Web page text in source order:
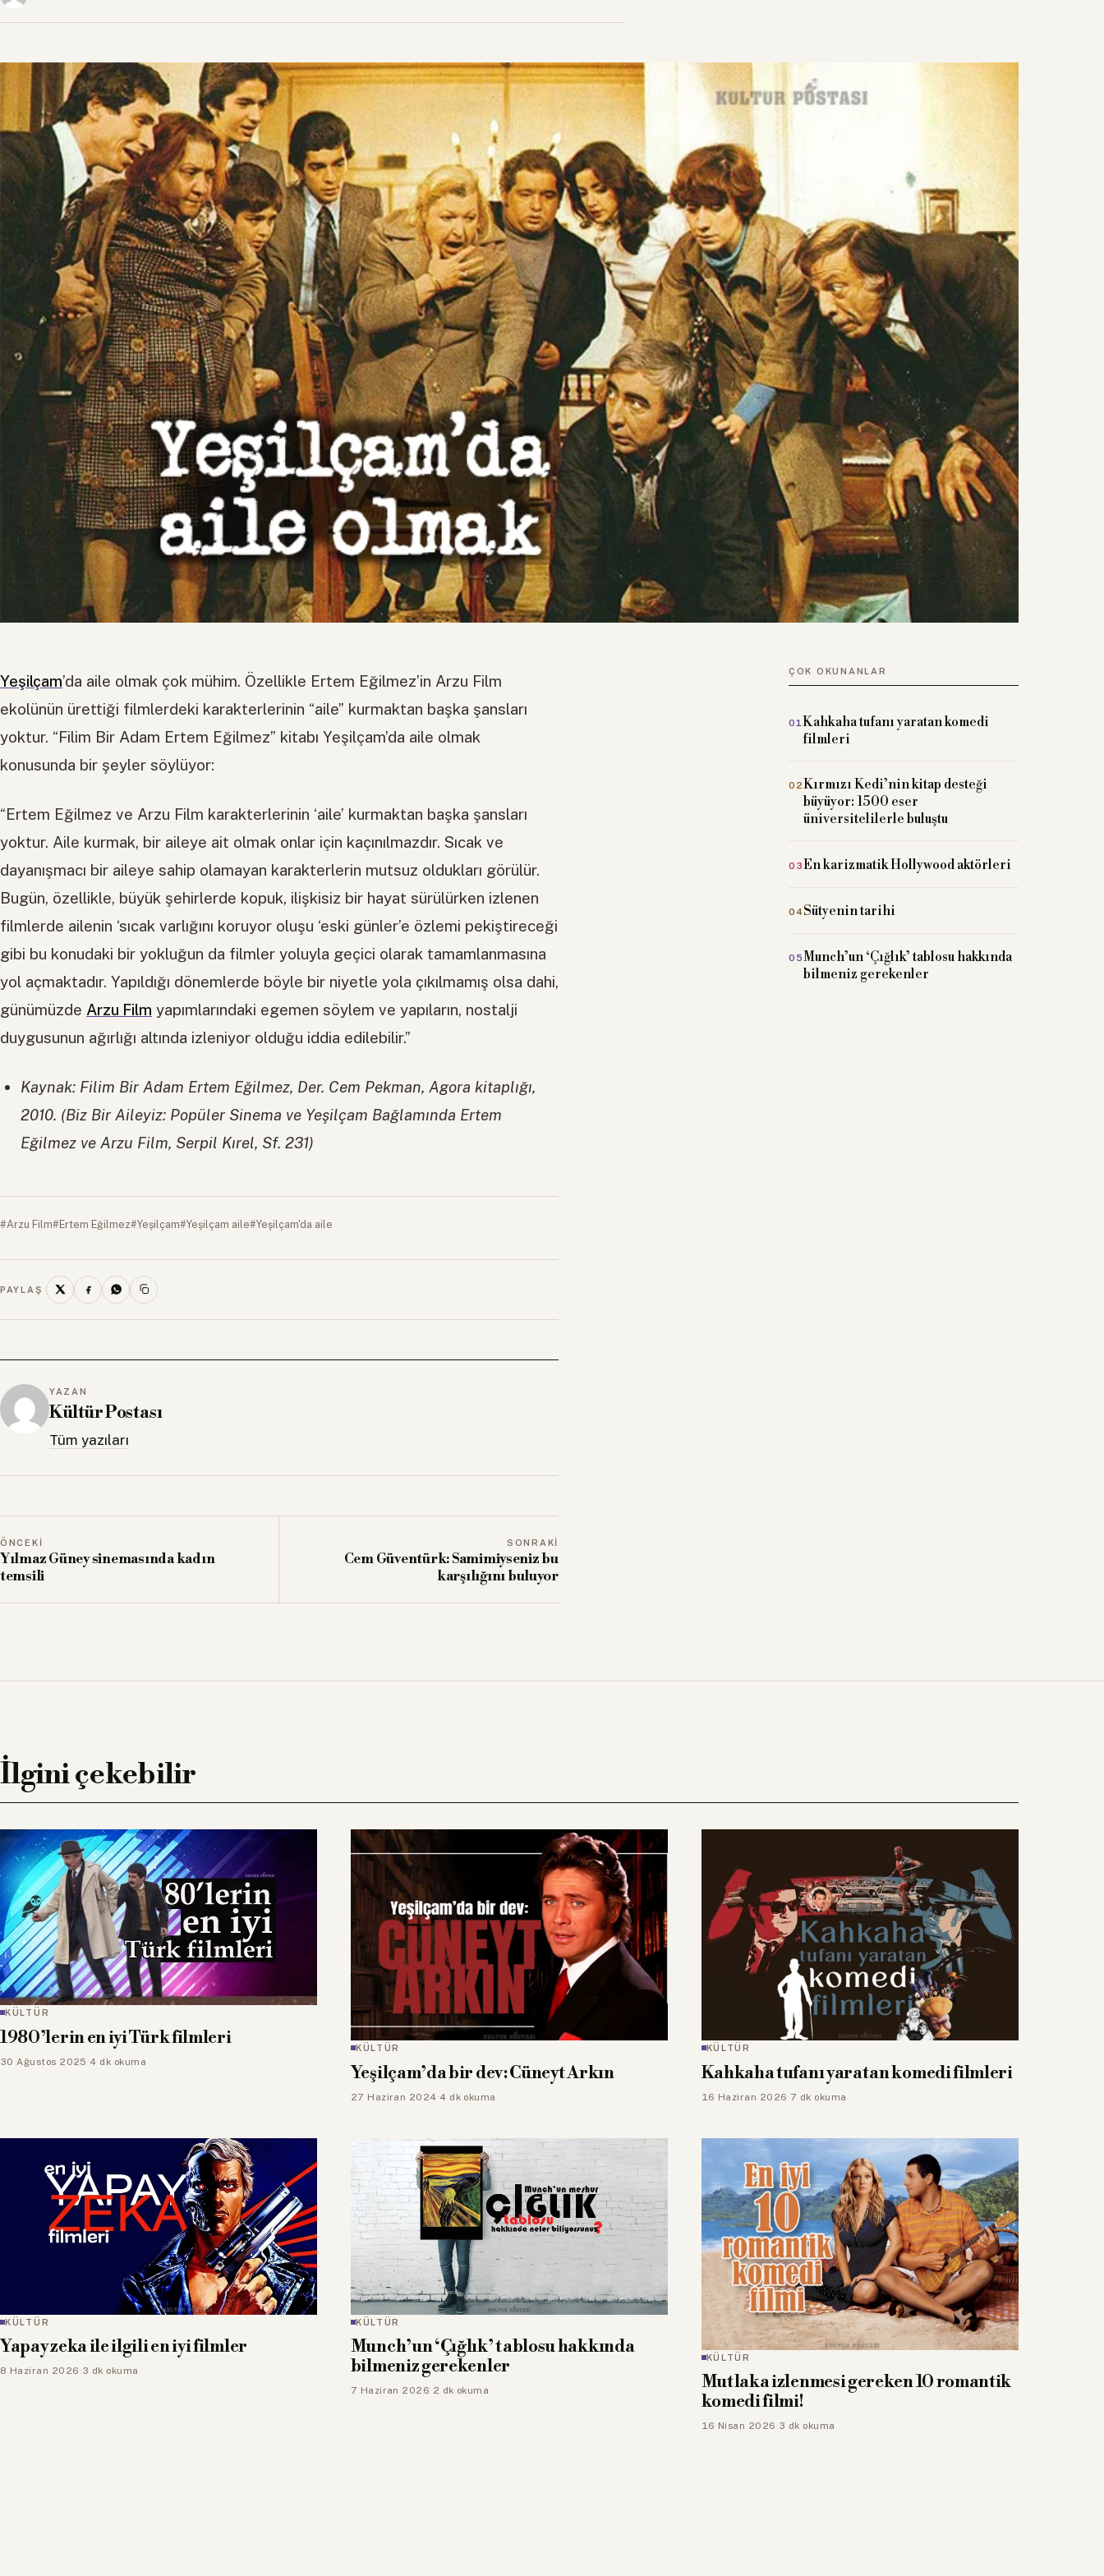
Yeşilçam’da aile olmak çok mühim. Özellikle Ertem Eğilmez’in Arzu Film
ekolünün ürettiği filmlerdeki karakterlerinin “aile” kurmaktan başka şansları
yoktur. “Filim Bir Adam Ertem Eğilmez” kitabı Yeşilçam’da aile olmak
konusunda bir şeyler söylüyor:
“Ertem Eğilmez ve Arzu Film karakterlerinin ‘aile’ kurmaktan başka şansları
yoktur. Aile kurmak, bir aileye ait olmak onlar için kaçınılmazdır. Sıcak ve
dayanışmacı bir aileye sahip olamayan karakterlerin mutsuz oldukları görülür.
Bugün, özellikle, büyük şehirlerde kopuk, ilişkisiz bir hayat sürülürken izlenen
filmlerde ailenin ‘sıcak varlığını koruyor oluşu ‘eski günler’e özlemi pekiştireceği
gibi bu konudaki bir yokluğun da filmler yoluyla geçici olarak tamamlanmasına
yol açmaktadır. Yapıldığı dönemlerde böyle bir niyetle yola çıkılmamış olsa dahi,
günümüzde Arzu Film yapımlarındaki egemen söylem ve yapıların, nostalji
duygusunun ağırlığı altında izleniyor olduğu iddia edilebilir.”
Kaynak: Filim Bir Adam Ertem Eğilmez, Der. Cem Pekman, Agora kitaplığı,
2010. (Biz Bir Aileyiz: Popüler Sinema ve Yeşilçam Bağlamında Ertem
Eğilmez ve Arzu Film, Serpil Kırel, Sf. 231)
#Arzu Film#Ertem Eğilmez#Yeşilçam#Yeşilçam aile#Yeşilçam'da aile
PAYLAŞ
YAZAN
Kültür Postası
Tüm yazıları
ÖNCEKI
Yılmaz Güney sinemasında kadın
temsili
SONRAKI
Cem Güventürk: Samimiyseniz bu
karşılığını buluyor
ÇOK OKUNANLAR
Kahkaha tufanı yaratan komedi
filmleri
Kırmızı Kedi’nin kitap desteği
büyüyor: 1500 eser
üniversitelilerle buluştu
En karizmatik Hollywood aktörleri
Sütyenin tarihi
Munch’un ‘Çığlık’ tablosu hakkında
bilmeniz gerekenler
İlgini çekebilir
KÜLTÜR
1980’lerin en iyi Türk filmleri
30 Ağustos 2025 ·4 dk okuma
KÜLTÜR
Yeşilçam’da bir dev: Cüneyt Arkın
27 Haziran 2024·4 dk okuma
KÜLTÜR
Kahkaha tufanı yaratan komedi filmleri
16 Haziran 2026·7 dk okuma
KÜLTÜR
Yapay zeka ile ilgili en iyi filmler
8 Haziran 2026· 3 dk okuma
KÜLTÜR
Munch’un ‘Çığlık’ tablosu hakkında
bilmeniz gerekenler
7 Haziran 2026· 2 dk okuma
KÜLTÜR
Mutlaka izlenmesi gereken 10 romantik
komedi filmi!
16 Nisan 2026 ·3 dk okuma